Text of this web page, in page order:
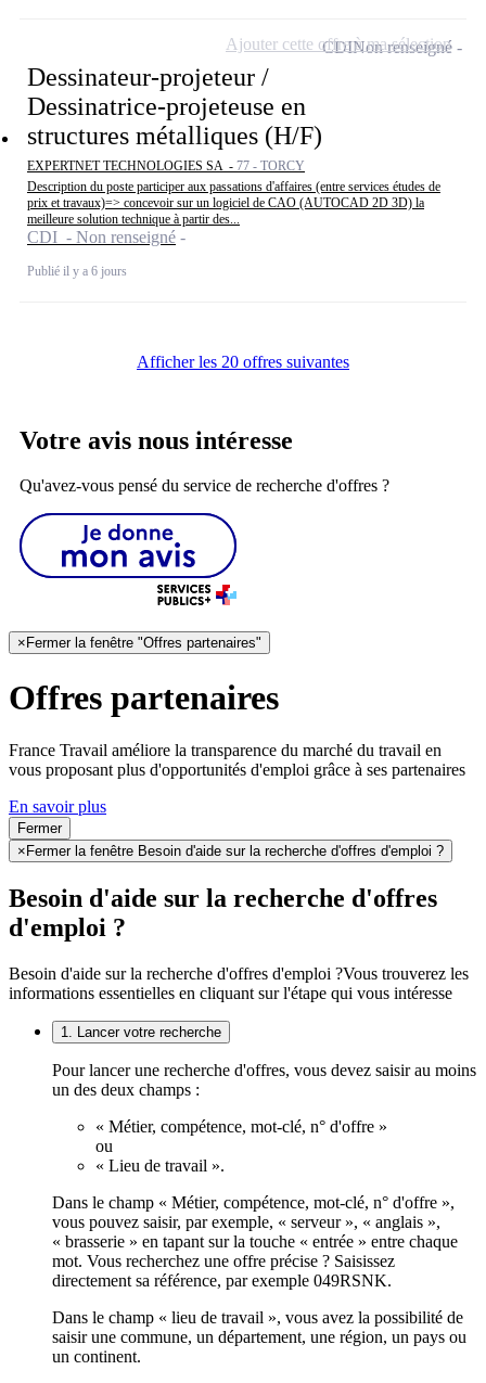
Dessinateur-projeteur /
Dessinatrice-projeteuse en
structures métalliques (H/F)
EXPERTNET TECHNOLOGIES SA - 77 - TORCY
Description du poste participer aux passations d'affaires (entre services études de
prix et travaux)=> concevoir sur un logiciel de CAO (AUTOCAD 2D 3D) la
meilleure solution technique à partir des...
CDI - Non renseigné
Publié il y a 6 jours
CDINon renseigné
Ajouter cette offre à ma sélection
Afficher les 20 offres suivantes
Votre avis nous intéresse
Qu'avez-vous pensé du service de recherche d'offres ?
× Fermer la fenêtre "Offres partenaires"
Offres partenaires
France Travail améliore la transparence du marché du travail en
vous proposant plus d'opportunités d'emploi grâce à ses partenaires
En savoir plus
Fermer
× Fermer la fenêtre Besoin d'aide sur la recherche d'offres d'emploi ?
Besoin d'aide sur la recherche d'offres
d'emploi ?
Besoin d'aide sur la recherche d'offres d'emploi ?Vous trouverez les
informations essentielles en cliquant sur l'étape qui vous intéresse
1. Lancer votre recherche
Pour lancer une recherche d'offres, vous devez saisir au moins
un des deux champs :
« Métier, compétence, mot-clé, n° d'offre »
ou
« Lieu de travail ».
Dans le champ « Métier, compétence, mot-clé, n° d'offre »,
vous pouvez saisir, par exemple, « serveur », « anglais »,
« brasserie » en tapant sur la touche « entrée » entre chaque
mot. Vous recherchez une offre précise ? Saisissez
directement sa référence, par exemple 049RSNK.
Dans le champ « lieu de travail », vous avez la possibilité de
saisir une commune, un département, une région, un pays ou
un continent.